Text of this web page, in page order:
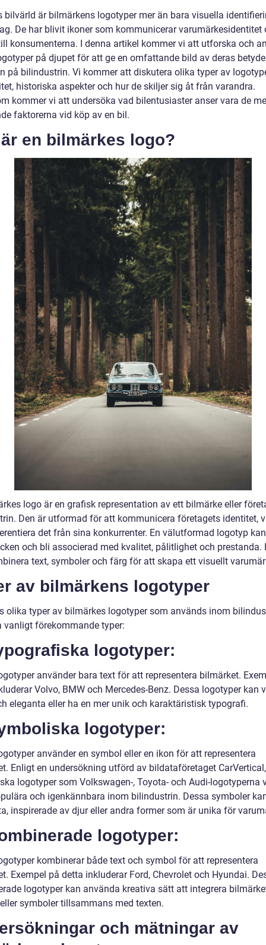
bilvärld är bilmärkens logotyper mer än bara visuella
De har blivit ikoner som kommunicerar varumärkesidentitet
konsumenterna. I denna artikel kommer vi att utforska och
på djupet för att ge en omfattande bild av deras
på bilindustrin. Vi kommer att diskutera olika typer av
historiska aspekter och hur de skiljer sig åt från varandra.
kommer vi att undersöka vad bilentusiaster anser vara de
faktorerna vid köp av en bil.
en bilmärkes logo?
logo är en grafisk representation av ett bilmärke eller
Den är utformad för att kommunicera företagets identitet,
det från sina konkurrenter. En välutformad logotyp
och bli associerad med kvalitet, pålitlighet och prestanda.
text, symboler och färg för att skapa ett visuellt
av bilmärkens logotyper
olika typer av bilmärkes logotyper som används inom
vanligt förekommande typer:
logotyper:
använder bara text för att representera bilmärket.
Volvo, BMW och Mercedes-Benz. Dessa logotyper kan
eleganta eller ha en mer unik och karaktäristisk typografi.
logotyper:
använder en symbol eller en ikon för att representera
Enligt en undersökning utförd av bildataföretaget
logotyper som Volkswagen-, Toyota- och Audi-logotyperna
och igenkännbara inom bilindustrin. Dessa symboler
inspirerade av djur eller andra former som är unika för
logotyper:
kombinerar både text och symbol för att representera
Exempel på detta inkluderar Ford, Chevrolet och Hyundai.
logotyper kan använda kreativa sätt att integrera
symboler tillsammans med texten.
och mätningar av